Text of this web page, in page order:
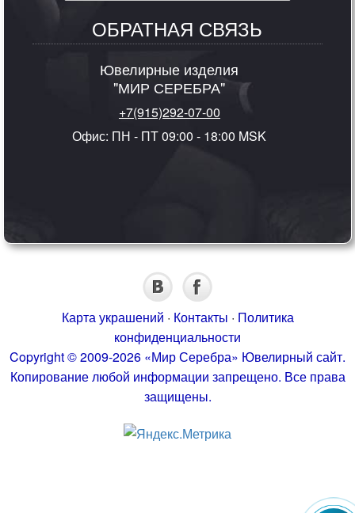
ОБРАТНАЯ СВЯЗЬ
Ювелирные изделия
"МИР СЕРЕБРА"
+7(915)292-07-00
Офис: ПН - ПТ 09:00 - 18:00 MSK
Карта украшений · Контакты · Политика
конфиденциальности
Copyright © 2009-2026 «Мир Серебра» Ювелирный сайт.
Копирование любой информации запрещено. Все права
защищены.